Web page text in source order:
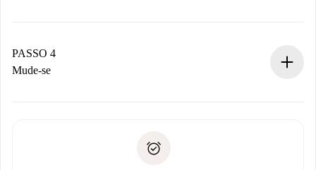
proprietário.
Se recusada: não cobraremos nada e ofereceremos
Débito direto bancário
PASSO 4
Mude-se
não comunicar nenhum problema.